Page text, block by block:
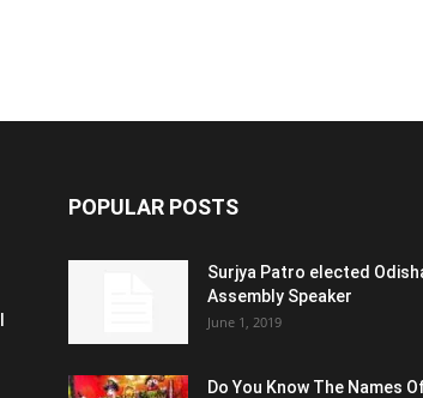
POPULAR POSTS
Surjya Patro elected
Assembly Speaker
June 1, 2019
Do You Know The Names Of